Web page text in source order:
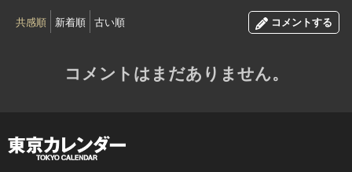
共感順 新着順 古い順 コメントする
コメントはまだありません。